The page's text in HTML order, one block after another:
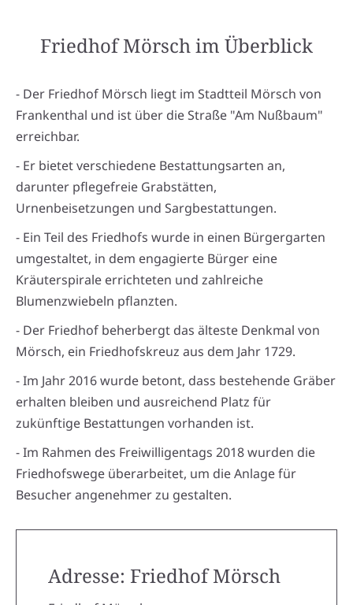
Friedhof Mörschim Überblick
- Der Friedhof Mörsch liegt im Stadtteil Mörsch von
Frankenthal und ist über die Straße "Am Nußbaum"
erreichbar.
- Er bietet verschiedene Bestattungsarten an,
darunter pflegefreie Grabstätten,
Urnenbeisetzungen und Sargbestattungen.
- Ein Teil des Friedhofs wurde in einen Bürgergarten
umgestaltet, in dem engagierte Bürger eine
Kräuterspirale errichteten und zahlreiche
Blumenzwiebeln pflanzten.
- Der Friedhof beherbergt das älteste Denkmal von
Mörsch, ein Friedhofskreuz aus dem Jahr 1729.
- Im Jahr 2016 wurde betont, dass bestehende Gräber
erhalten bleiben und ausreichend Platz für
zukünftige Bestattungen vorhanden ist.
- Im Rahmen des Freiwilligentags 2018 wurden die
Friedhofswege überarbeitet, um die Anlage für
Besucher angenehmer zu gestalten.
Adresse: Friedhof Mörsch